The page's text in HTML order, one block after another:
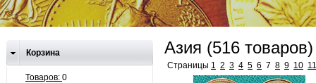
Корзина
Товаров: 0
Азия (516 товаров)
Страницы 1 2 3 4 5 6 7 8 9 10 11